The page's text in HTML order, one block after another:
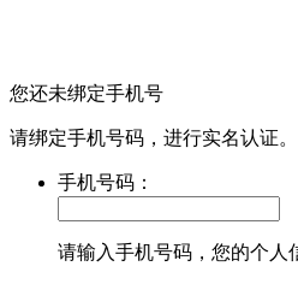
您还未绑定手机号
请绑定手机号码，进行实名认证。
手机号码：
请输入手机号码，您的个人